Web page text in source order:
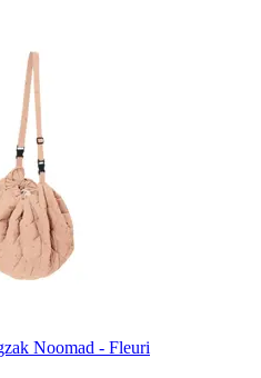
Noomad - Fleuri